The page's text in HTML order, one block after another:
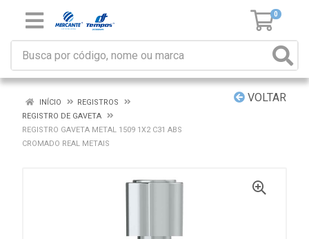
0
VOLTAR
INÍCIO
REGISTROS
REGISTRO DE GAVETA
REGISTRO GAVETA METAL 1509 1X2 C31 ABS
CROMADO REAL METAIS